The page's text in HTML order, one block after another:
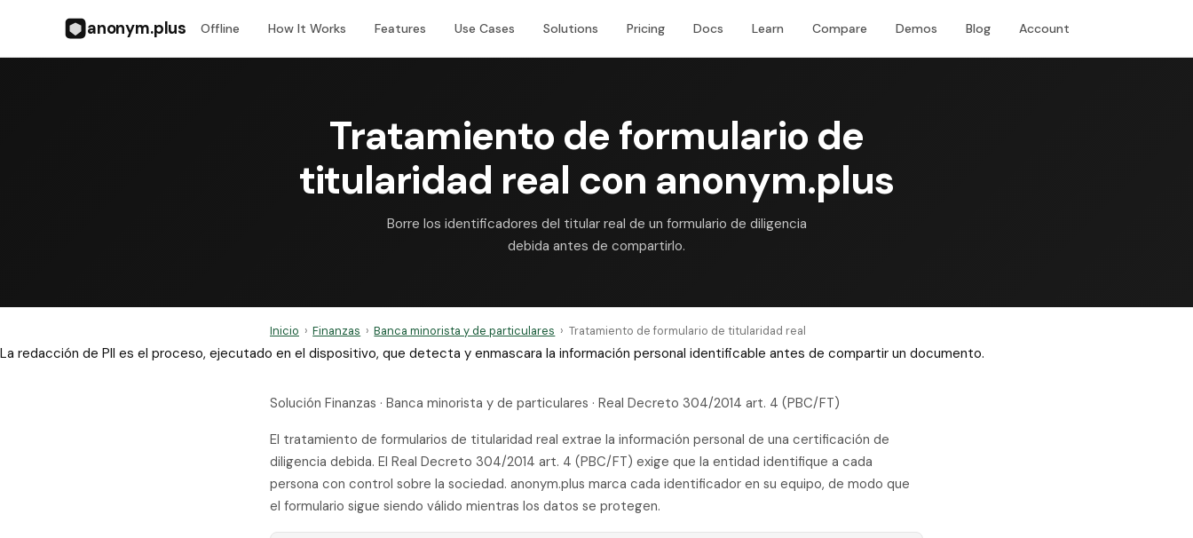
anonym.plus Offline How It Works Features Use Cases Solutions Pricing Docs Learn Compare Demos Blog Account
Tratamiento de formulario de
titularidad real con anonym.plus
Borre los identificadores del titular real de un formulario de diligencia
debida antes de compartirlo.
Inicio › Finanzas › Banca minorista y de particulares › Tratamiento de formulario de titularidad real
La redacción de PII es el proceso, ejecutado en el dispositivo, que detecta y enmascara la información personal identificable antes de compartir un documento.
Solución Finanzas · Banca minorista y de particulares · Real Decreto 304/2014 art. 4 (PBC/FT)
El tratamiento de formularios de titularidad real extrae la información personal de una certificación de
diligencia debida. El Real Decreto 304/2014 art. 4 (PBC/FT) exige que la entidad identifique a cada
persona con control sobre la sociedad. anonym.plus marca cada identificador en su equipo, de modo que
el formulario sigue siendo válido mientras los datos se protegen.